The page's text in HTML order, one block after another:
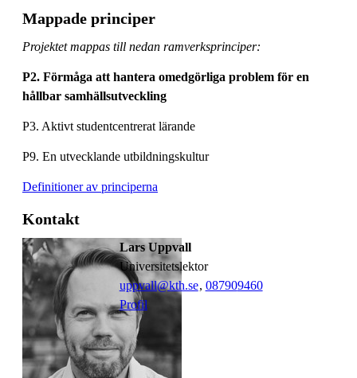
Mappade principer
Projektet mappas till nedan ramverksprinciper:
P2. Förmåga att hantera omedgörliga problem för en
hållbar samhällsutveckling
P3. Aktivt studentcentrerat lärande
P9. En utvecklande utbildningskultur
Definitioner av principerna
Kontakt
Lars Uppvall
universitetslektor
uppvall@kth.se, 087909460
Profil